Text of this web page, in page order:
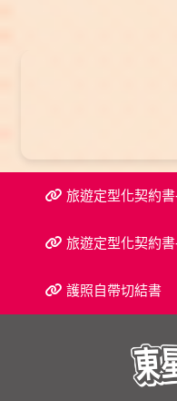
旅遊定型化契約
旅遊定型化契約
護照自帶切結書